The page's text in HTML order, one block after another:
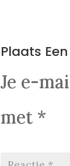
Plaats
Je e-
met *